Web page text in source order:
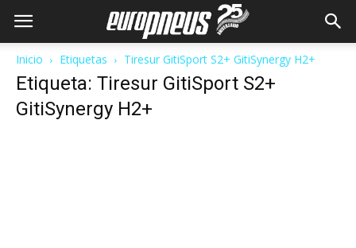
Inicio Etiquetas Tiresur GitiSport S2+ GitiSynergy H2+
Etiqueta: Tiresur GitiSport S2+
GitiSynergy H2+